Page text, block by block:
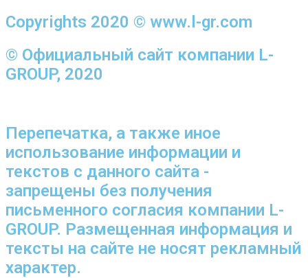
Copyrights 2020 © www.l-gr.com
© Официальный сайт компании L-
GROUP, 2020
Перепечатка, а также иное
использование информации и
текстов с данного сайта -
запрещены без получения
письменного согласия компании L-
GROUP. Размещенная информация и
тексты на сайте не носят рекламный
характер.